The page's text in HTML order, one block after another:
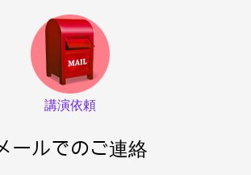
講演依頼
ールでのご連絡